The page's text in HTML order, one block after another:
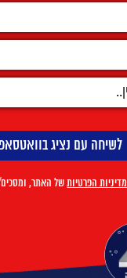
מדיניות הפרטיותשל האתר,